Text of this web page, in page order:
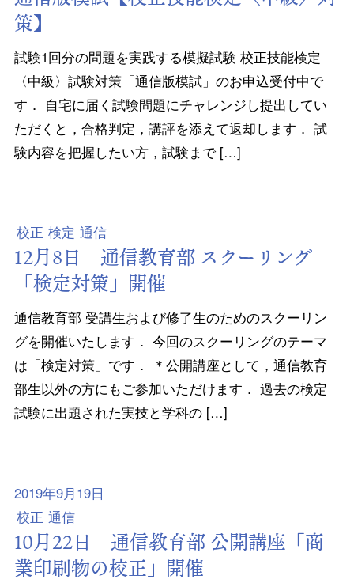
策】
試験1回分の問題を実践する模擬試験 校正技能検定
〈中級〉試験対策「通信版模試」のお申込受付中で
す． 自宅に届く試験問題にチャレンジし提出してい
ただくと，合格判定，講評を添えて返却します． 試
験内容を把握したい方，試験まで […]
校正 検定 通信
12月8日 通信教育部 スクーリング
「検定対策」開催
通信教育部 受講生および修了生のためのスクーリン
グを開催いたします． 今回のスクーリングのテーマ
は「検定対策」です． ＊公開講座として，通信教育
部生以外の方にもご参加いただけます． 過去の検定
試験に出題された実技と学科の […]
2019年9月19日
校正 通信
10月22日 通信教育部 公開講座「商
業印刷物の校正」開催